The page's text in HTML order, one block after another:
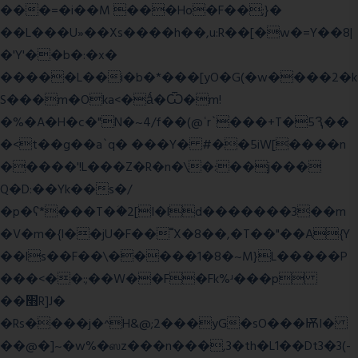
���=�i��M ���Ho�F��;}�
��L���U»��Xs����h��,u:R��[�w�=Y��8|
�'Y'��b�:�x�
�����L��i�b�*���[yO�G(�w����2�k
S���m�Oka<�ǻ�Ѿ�m!
�%�A�H�c�"N�~4/f��(@ʿr`���+T�5Ԇ��
�<t��g��a`q� ���Y� #��5iW[����n
�����'!L���Z�R�n�\�:��j���
Q�D:��Yk��s�/
�p�ʕ*���T�ؘ�2[I�ld�������3��m
�V�m�{I��jU�F��˭X�8��,�T��"��A{Y
��ls��F��\�����1�8�~M}L�����P
���<��:;��W��F�Fk%ʴ���p
��׫R]J�
�Rs����j�^H&@;2���yG�sO���ѬI�
��@�]~�w%�ஸz���n���,3�th�L1��Dt3�3(-